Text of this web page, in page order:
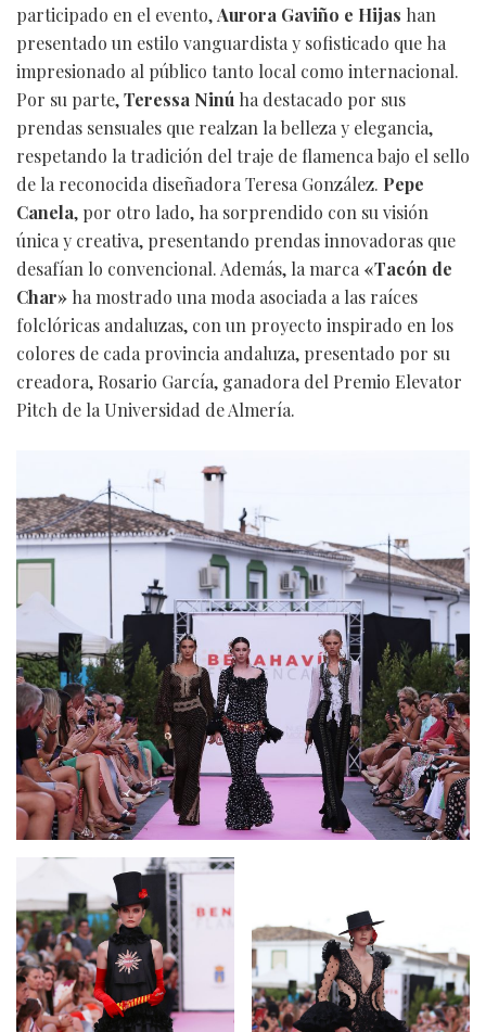
participado en el evento,Aurora Gaviño e Hijas han
presentado un estilo vanguardista y sofisticado que ha
impresionado al público tanto local como internacional.
Por su parte,Teressa Ninú ha destacado por sus
prendas sensuales que realzan la belleza y elegancia,
respetando la tradición del traje de flamenca bajo el sello
de la reconocida diseñadora Teresa González. Pepe
Canela, por otro lado, ha sorprendido con su visión
única y creativa, presentando prendas innovadoras que
desafían lo convencional. Además, la marca «Tacón de
Char» ha mostrado una moda asociada a las raíces
folclóricas andaluzas, con un proyecto inspirado en los
colores de cada provincia andaluza, presentado por su
creadora, Rosario García, ganadora del Premio Elevator
Pitch de la Universidad de Almería.